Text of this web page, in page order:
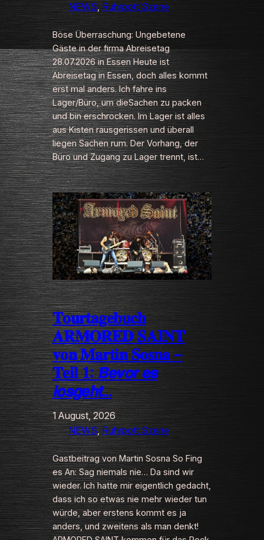
NEWS, Ruhrpott Szene
Böse Überraschung: Ungebetene
Gäste in der firma Abreisetag
28.07.2026 in Essen Heute ist
Abreisetag in Essen, doch alles kommt
erst mal anders. Ich fahre ins
Lager/Büro, um dieSachen zu packen
und bin erschrocken. Im Lager ist alles
aus Kisten rausgerissen und überall
liegen Sachen rum. Der Vorhang, der
Büro und Zugang zu Lager trennt, ist…
𝐓𝐨𝐮𝐫𝐭𝐚𝐠𝐞𝐛𝐮𝐜𝐡
𝐀𝐑𝐌𝐎𝐑𝐄𝐃 𝐒𝐀𝐈𝐍𝐓
𝐯𝐨𝐧 𝐌𝐚𝐫𝐭𝐢𝐧 𝐒𝐨𝐬𝐧𝐚 –
𝐓𝐞𝐢𝐥 𝟏: 𝘽𝙚𝙫𝙤𝙧 𝙚𝙨
𝙡𝙤𝙨𝙜𝙚𝙝𝙩…
1 August, 2026
NEWS, Ruhrpott Szene
Gastbeitrag von Martin Sosna So Fing
es An: Sag niemals nie… Da sind wir
wieder. Ich hatte mir eigentlich gedacht,
dass ich so etwas nie mehr wieder tun
würde, aber erstens kommt es ja
anders, und zweitens als man denkt!